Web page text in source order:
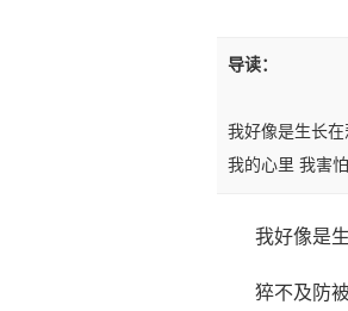
导读：
我好像是生长
我的心里 我害
我好像是
猝不及防